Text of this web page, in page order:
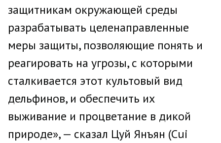
защитникам окружающей среды
разрабатывать целенаправленные
меры защиты, позволяющие понять и
реагировать на угрозы, с которыми
сталкивается этот культовый вид
дельфинов, и обеспечить их
выживание и процветание в дикой
природе», — сказал Цуй Янъян (Cui